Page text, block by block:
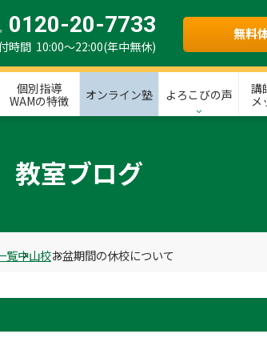
0120-20-7733
時間 10:00～22:00(年中無休)
無料
個別指導
WAMの特徴
オンライン塾 よろこびの声
講
メ
教室ブログ
覧中山校お盆期間の休校について